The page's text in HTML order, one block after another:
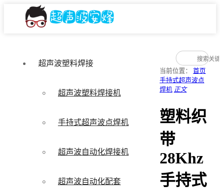
超声波塑料焊接
超声波塑料焊接机
手持式超声波点焊机
超声波自动化焊接机
超声波自动化配套
当前位置： 首页
手持式超声波点
焊机 正文
塑料织
带
28Khz
手持式